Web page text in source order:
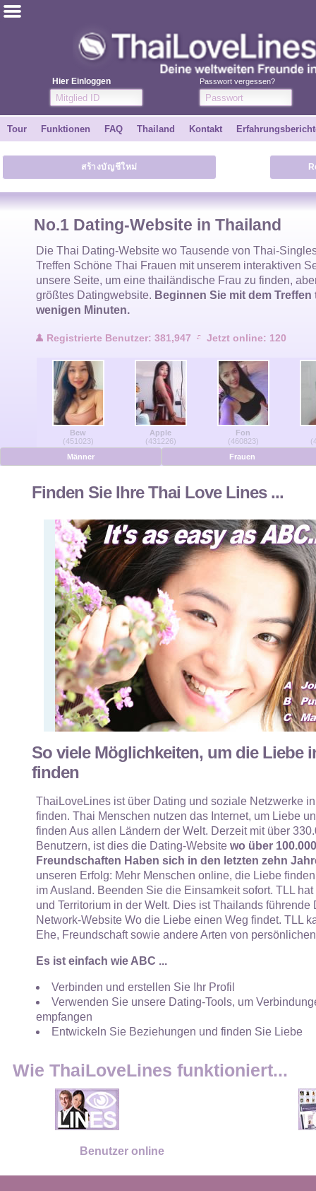
Hier Einloggen Passwort vergessen?
ไทย
Kostenlos anmelden
Erfahrungsberichte
Tour
Kontakt
Männer Online
Frauen Online
Deutsche
Spanisch
Tour Funktionen FAQ Thailand Kontakt
สร้างบัญชีใหม่
No.1 Dating-Website in Thailand
Die Thai Dating-Website wo Tausende von Thai-
Treffen Schöne Thai Frauen mit unserem interaktiven
unsere Seite, um eine thailändische Frau zu finden,
größtes Datingwebsite. Beginnen Sie mit dem
wenigen Minuten.
Registrierte Benutzer: 381,947 Jetzt online: 120
Bew
(451023)
Apple
(431226)
Fon
(460823)
Männer
Frauen
Finden Sie Ihre Thai Love Lines ...
So viele Möglichkeiten, um die Liebe
finden
ThaiLoveLines ist über Dating und soziale Netzwerke
finden. Thai Menschen nutzen das Internet, um Liebe
finden Aus allen Ländern der Welt. Derzeit mit über
Benutzern, ist dies die Dating-Website wo über
Freundschaften Haben sich in den letzten zehn
unseren Erfolg: Mehr Menschen online, die Liebe
im Ausland. Beenden Sie die Einsamkeit sofort. TLL
und Territorium in der Welt. Dies ist Thailands führende
Network-Website Wo die Liebe einen Weg findet. TLL
Ehe, Freundschaft sowie andere Arten von
Es ist einfach wie ABC ...
Verbinden und erstellen Sie Ihr Profil
Verwenden Sie unsere Dating-Tools, um
empfangen
Entwickeln Sie Beziehungen und finden Sie Liebe
Wie ThaiLoveLines funktioniert...
Benutzer online